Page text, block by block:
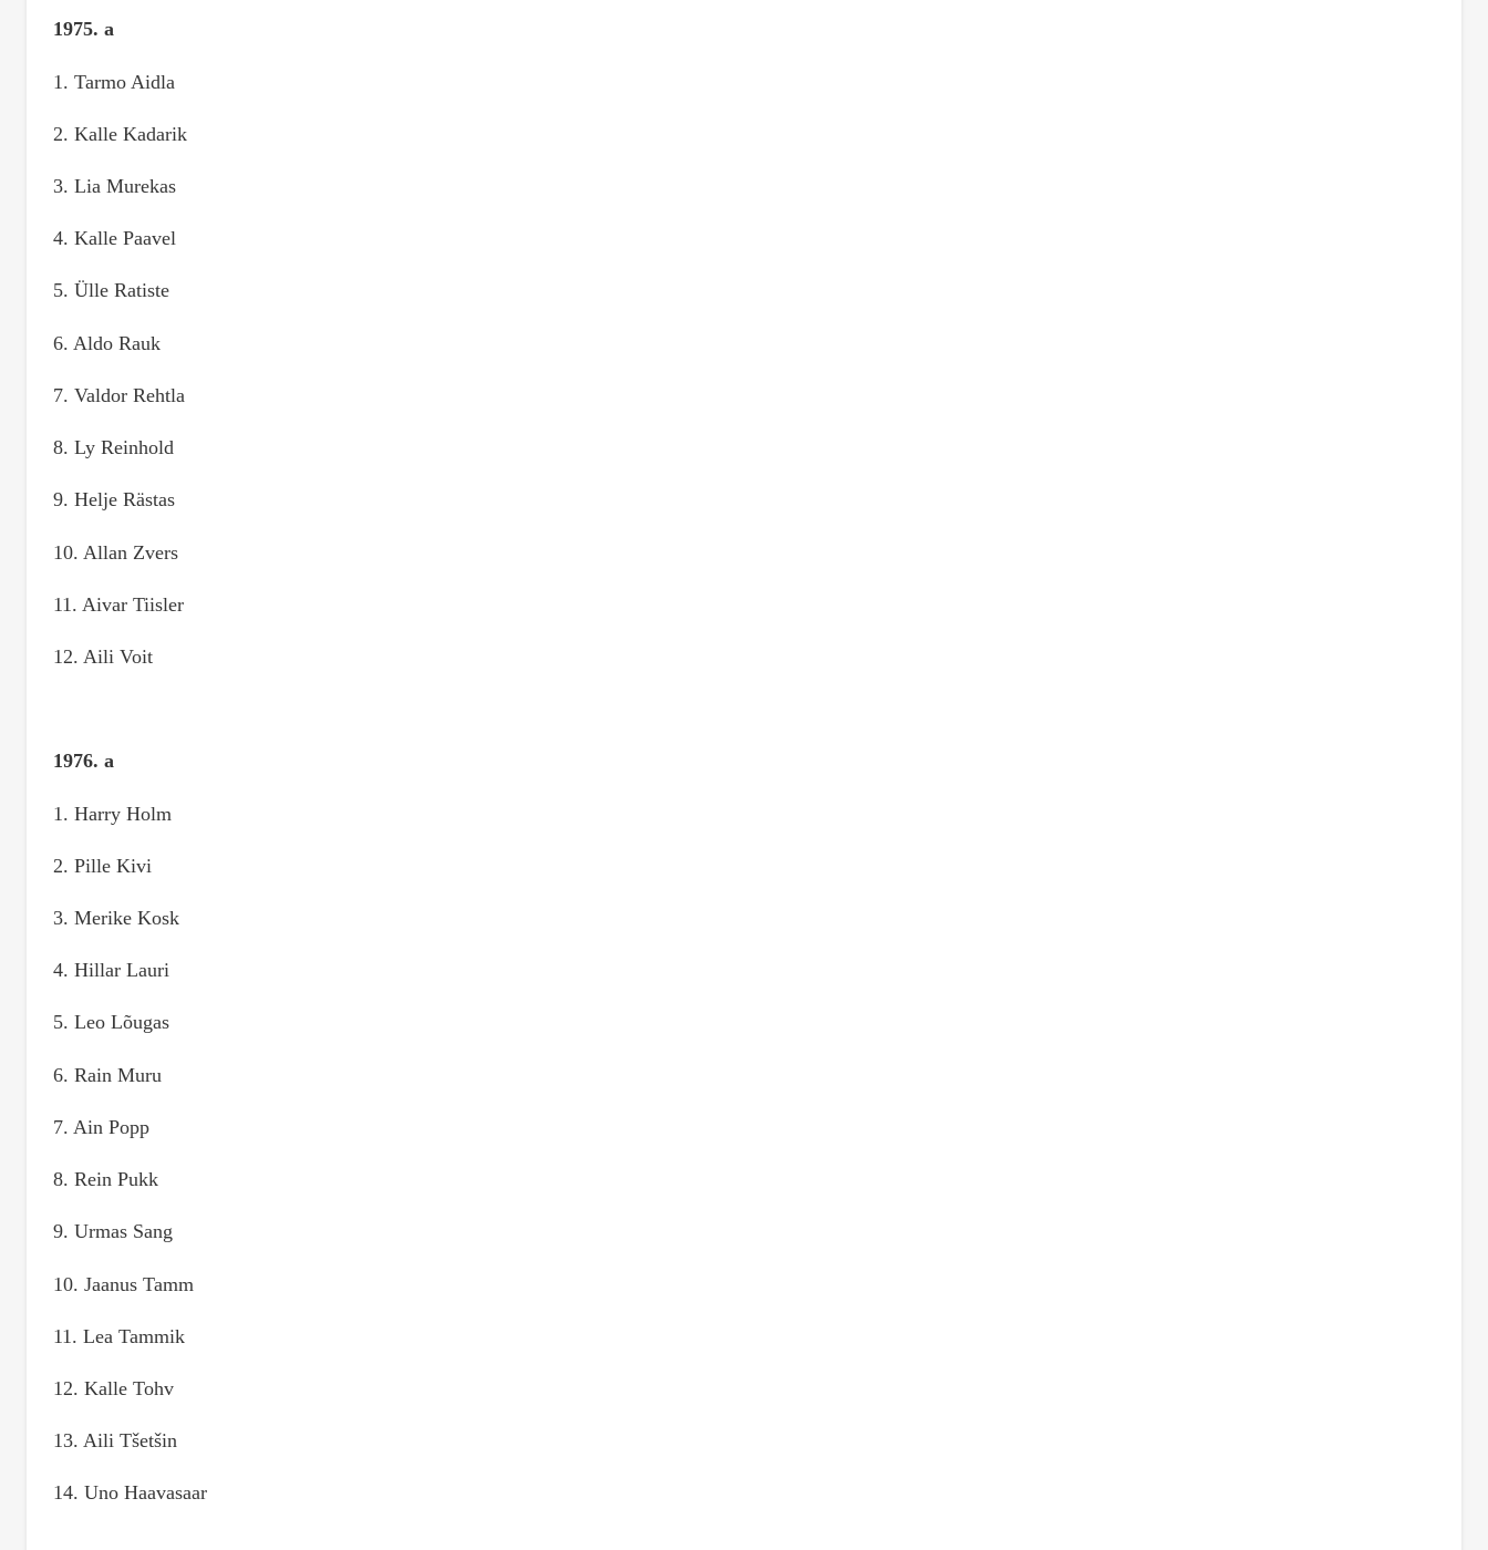
1975. a
1. Tarmo Aidla
2. Kalle Kadarik
3. Lia Murekas
4. Kalle Paavel
5. Ülle Ratiste
6. Aldo Rauk
7. Valdor Rehtla
8. Ly Reinhold
9. Helje Rästas
10. Allan Zvers
11. Aivar Tiisler
12. Aili Voit
1976. a
1. Harry Holm
2. Pille Kivi
3. Merike Kosk
4. Hillar Lauri
5. Leo Lõugas
6. Rain Muru
7. Ain Popp
8. Rein Pukk
9. Urmas Sang
10. Jaanus Tamm
11. Lea Tammik
12. Kalle Tohv
13. Aili Tšetšin
14. Uno Haavasaar